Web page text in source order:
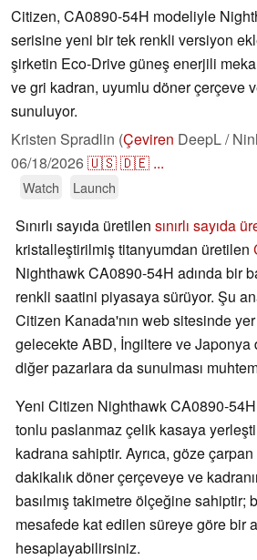
Citizen, CA0890-54H modeliyle
serisine yeni bir tek renkli versiyon
şirketin Eco-Drive güneş enerjili
ve gri kadran, uyumlu döner çerçeve
sunuluyor.
Kristen Spradlin (Çeviren DeepL /
06/18/2026🇺🇸🇩🇪 ...
Watch Launch
Sınırlı sayıda üretilen sınırlı sayıda
kristalleştirilmiş titanyumdan üretilen
Nighthawk CA0890-54H adında bir
renkli saatini piyasaya sürüyor. Şu
Citizen Kanada'nın web sitesinde yer
gelecekte ABD, İngiltere ve Japonya
diğer pazarlara da sunulması
Yeni Citizen Nighthawk CA0890-
tonlu paslanmaz çelik kasaya
kadrana sahiptir. Ayrıca, göze
dakikalık döner çerçeveye ve
basılmış takimetre ölçeğine sahiptir;
mesafede kat edilen süreye göre bir
hesaplayabilirsiniz.